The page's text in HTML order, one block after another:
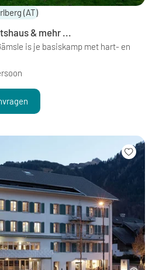
(AT)
& mehr ...
is je basiskamp met hart- en